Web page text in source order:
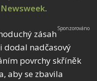
Newsweek.
zásah
dodal nadčasový
povrchy skříněk
aby se zbavila